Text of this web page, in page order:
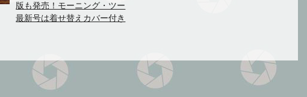
版も発売！モーニング・ツー
最新号は着せ替えカバー付き